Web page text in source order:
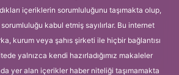
içeriklerin sorumluluğunu taşımakta olup,
kabul etmiş sayılırlar. Bu internet
kurum veya şahıs şirketi ile hiçbir bağlantısı
yalnızca kendi hazırladığımız makaleler
yer alan içerikler haber niteliği taşımamakta